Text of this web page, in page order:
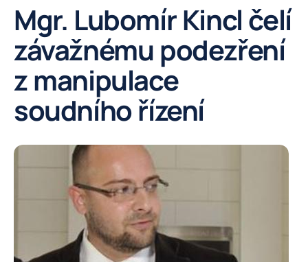
Mgr. Lubomír Kincl čelí
závažnému podezření
z manipulace
soudního řízení